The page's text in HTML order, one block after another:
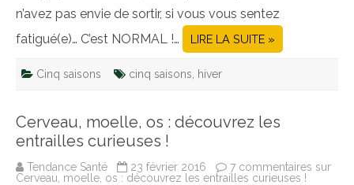
n’avez pas envie de sortir, si vous vous sentez
fatigué(e)… C’est NORMAL !…
LIRE LA SUITE »
Cinq saisons cinq saisons hiver
Cerveau, moelle, os : découvrez les
entrailles curieuses !
Tendance Santé 23 février 2016 7 commentaires sur
Cerveau, moelle, os : découvrez les entrailles curieuses !